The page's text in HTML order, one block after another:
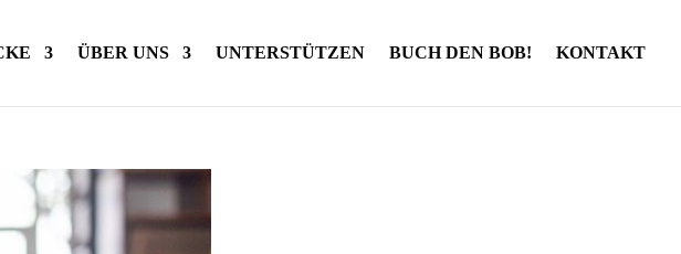
ÜBER UNS UNTERSTÜTZEN BUCH DEN BOB! KONTAKT